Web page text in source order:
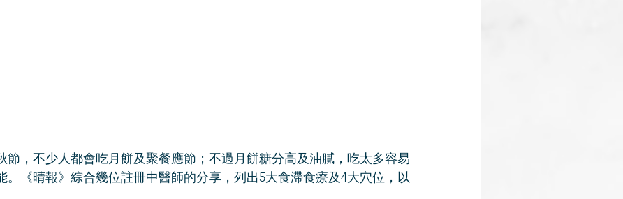
節，不少人都會吃月餅及聚餐應節；不過月餅糖分高及油膩，吃太多容易
。《晴報》綜合幾位註冊中醫師的分享，列出5大食滯食療及4大穴位，以